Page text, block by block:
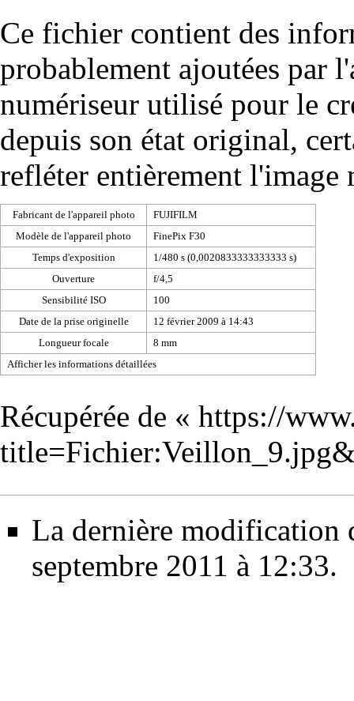
Ce fichier contient des
probablement ajoutées par
numériseur utilisé pour le
depuis son état original,
refléter entièrement l'image
Fabricant de l'appareil photo
FUJIFILM
Modèle de l'appareil photo
FinePix F30
Temps d'exposition
1/480 s (0,0020833333333333 s)
Ouverture
f/4,5
Sensibilité ISO
100
Date de la prise originelle
12 février 2009 à 14:43
Longueur focale
8 mm
Afficher les informations détaillées
Récupérée de « https://
La dernière modification
septembre 2011 à 12:33.